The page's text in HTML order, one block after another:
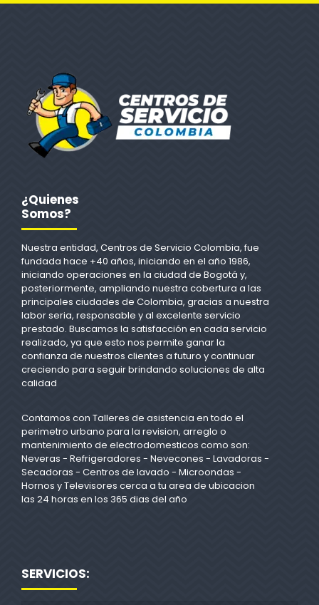
¿Quienes
Somos?
Nuestra entidad, Centros de Servicio Colombia, fue
fundada hace +40 años, iniciando en el año 1986,
iniciando operaciones en la ciudad de Bogotá y,
posteriormente, ampliando nuestra cobertura a las
principales ciudades de Colombia, gracias a nuestra
labor seria, responsable y al excelente servicio
prestado. Buscamos la satisfacción en cada servicio
realizado, ya que esto nos permite ganar la
confianza de nuestros clientes a futuro y continuar
creciendo para seguir brindando soluciones de alta
calidad
Contamos con Talleres de asistencia en todo el
perimetro urbano para la revision, arreglo o
mantenimiento de electrodomesticos como son:
Neveras - Refrigeradores - Nevecones - Lavadoras -
Secadoras - Centros de lavado - Microondas -
Hornos y Televisores cerca a tu area de ubicacion
las 24 horas en los 365 dias del año
SERVICIOS: